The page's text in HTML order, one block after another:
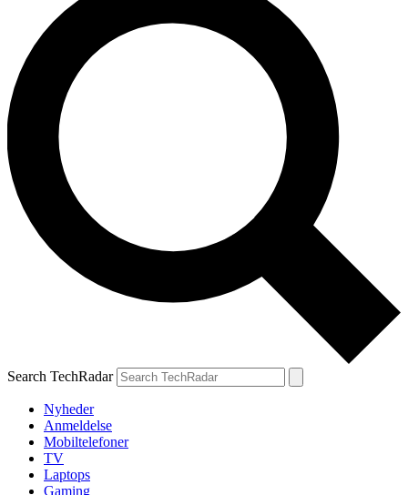
Search TechRadar
Nyheder
Anmeldelse
Mobiltelefoner
TV
Laptops
Gaming